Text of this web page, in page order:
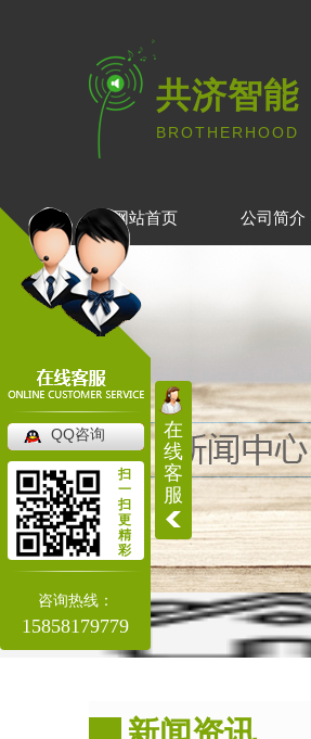
共济智能
BROTHERHOOD
网站首页 公司简介
在
线
客
服
QQ咨询
扫
一
扫
更
精
彩
咨询热线：
15858179779